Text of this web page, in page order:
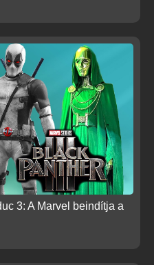
3: A Marvel beindítja a